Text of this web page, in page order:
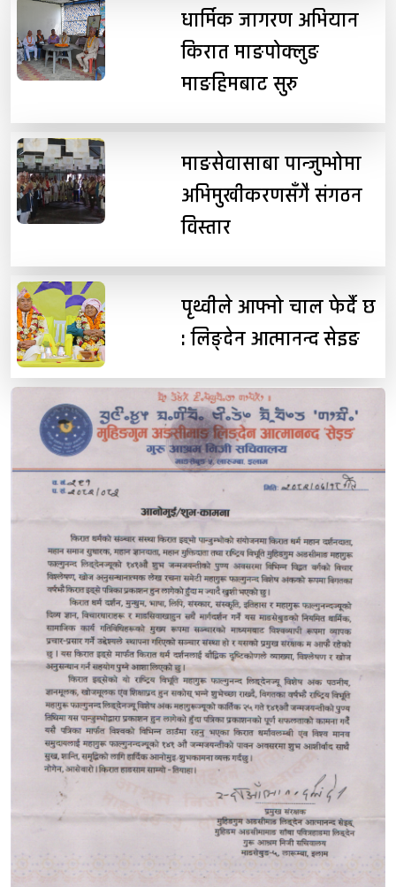
धार्मिक जागरण अभियान
किरात माङपोक्लुङ
माङहिमबाट सुरु
माङसेवासाबा पान्जुम्भोमा
अभिमुखीकरणसँगै संगठन
विस्तार
पृथ्वीले आफ्नो चाल फेर्दै छ
: लिङ्देन आत्मानन्द सेइङ